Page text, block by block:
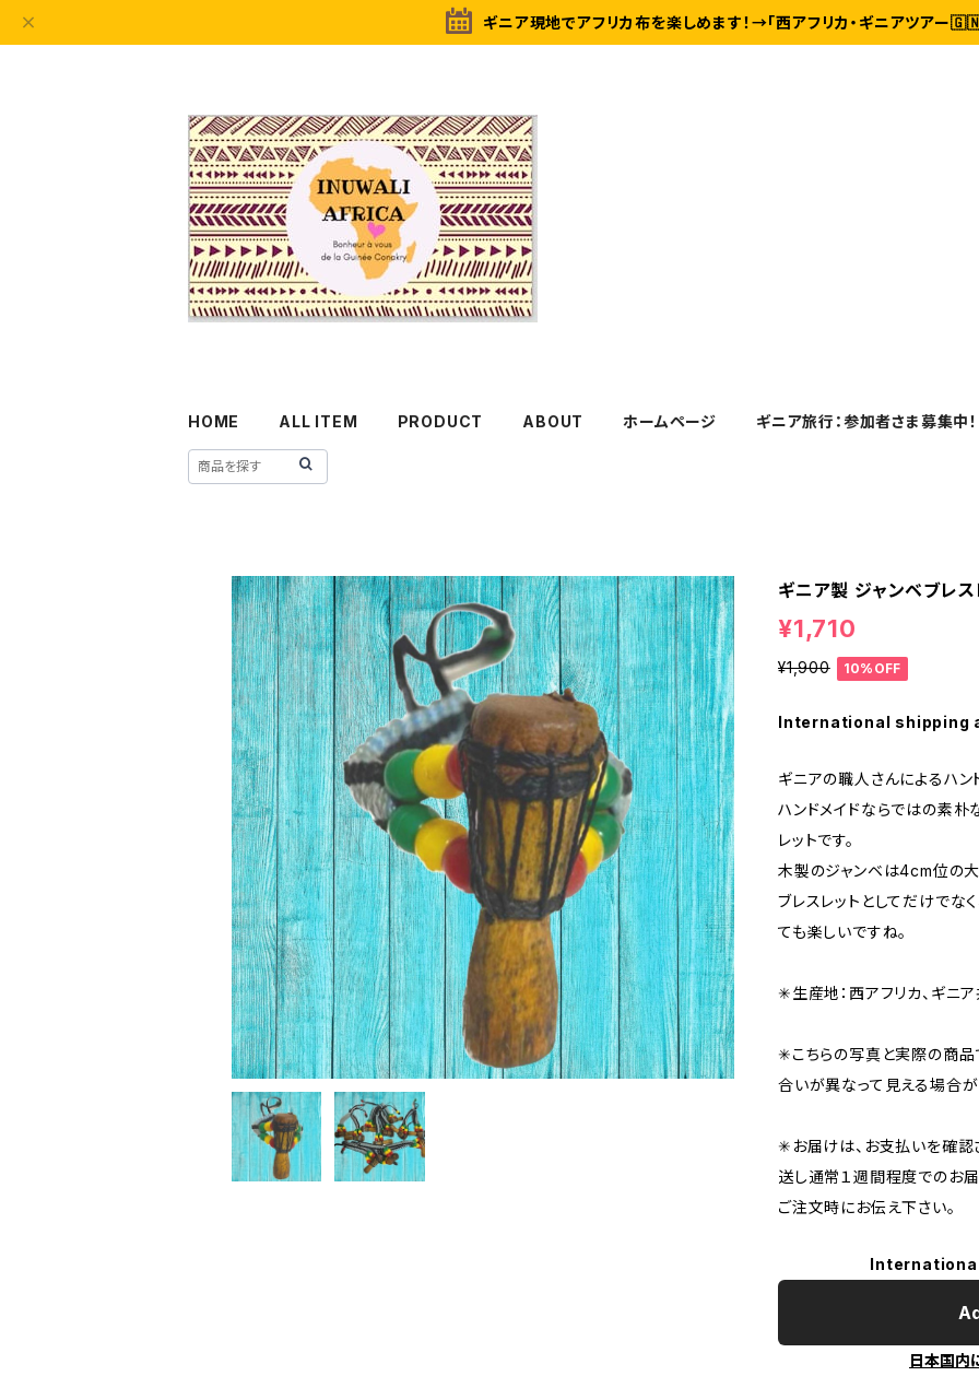
ギニア現地でアフリカ布を楽しめます！→「西アフリカ・ギニアツアー
HOME ALL ITEM PRODUCT ABOUT ホームページ ギニア旅行：参加者さま募集中！
ギニア製 ジャンベブレス
¥1,710
¥1,900 10%OFF
International shipping
ギニアの職人さんによるハン
ハンドメイドならではの素
レットです。
木製のジャンベは4cm位の大
ブレスレットとしてだけでな
ても楽しいですね。
✳︎生産地：西アフリカ、ギニ
✳︎こちらの写真と実際の商
合いが異なって見える場合が
✳︎お届けは、お支払いを確認
送し通常１週間程度でのお
ご注文時にお伝え下さい。
日本国内